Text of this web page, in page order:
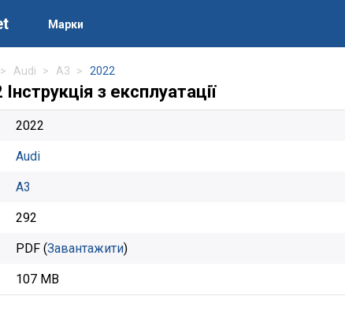
Марки
Audi A3 2022
з експлуатації
2022
Audi
A3
292
PDF (Завантажити)
107 MB